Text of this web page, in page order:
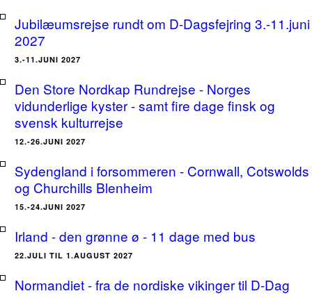
Jubilæumsrejse rundt om D-Dagsfejring 3.-11.juni
2027
3.-11.JUNI 2027
Den Store Nordkap Rundrejse - Norges
vidunderlige kyster - samt fire dage finsk og
svensk kulturrejse
12.-26.JUNI 2027
Sydengland i forsommeren - Cornwall, Cotswolds
og Churchills Blenheim
15.-24.JUNI 2027
Irland - den grønne ø - 11 dage med bus
22.JULI TIL 1.AUGUST 2027
Normandiet - fra de nordiske vikinger til D-Dag